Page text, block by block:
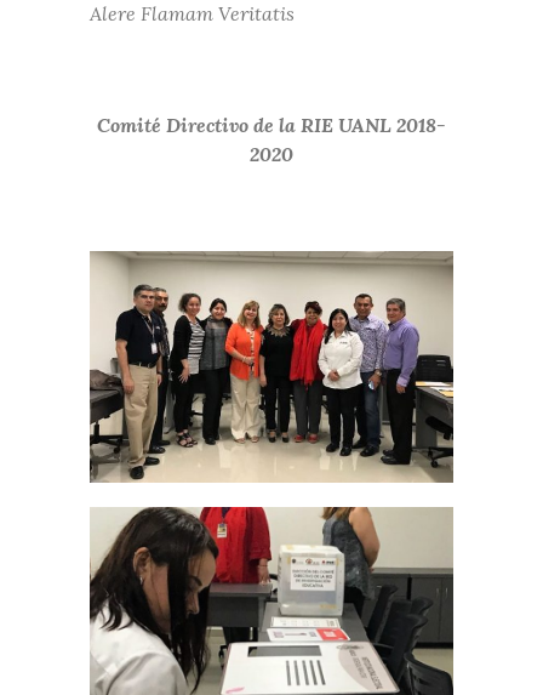
Alere Flamam Veritatis
Comité Directivo de la RIE UANL 2018-
2020